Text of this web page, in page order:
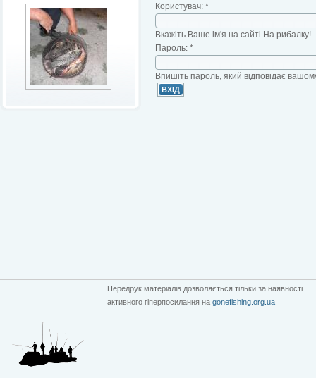
Користувач: *
Вкажіть Ваше ім'я на сайті На рибалку!.
Пароль: *
Впишіть пароль, який відповідає
Передрук матеріалів дозволяється тільки за наявності
активного гіперпосилання на gonefishing.org.ua